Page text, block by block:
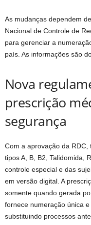
As mudanças dependem
Nacional de Controle de
para gerenciar a
país. As informações são
Nova
prescrição
segurança
Com a aprovação da
tipos A, B, B2, Talidomida,
controle especial e das
em versão digital. A
somente quando gerada
fornece numeração única
substituindo processos